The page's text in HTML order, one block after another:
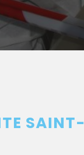
SAINT-